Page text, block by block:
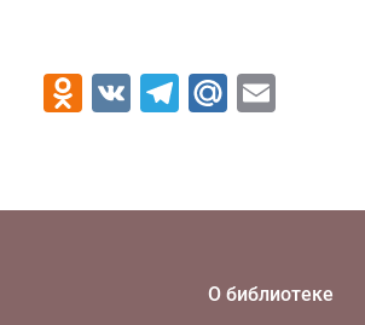
Odnoklassniki
VK Telegram
Mail.Ru
О библиотеке